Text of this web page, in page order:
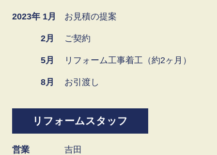
2023年 1月 お見積の提案
2月 ご契約
5月 リフォーム工事着工（約2ヶ月）
8月 お引渡し
リフォームスタッフ
営業 吉田